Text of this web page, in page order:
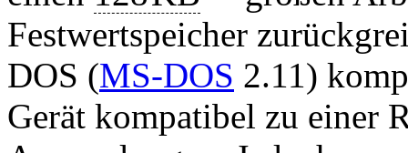
Festwertspeicher
DOS (MS-DOS 2.11)
Gerät kompatibel zu einer